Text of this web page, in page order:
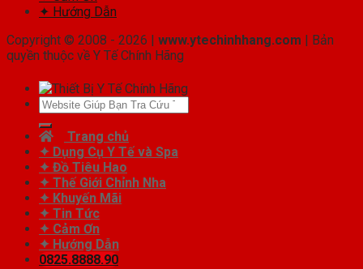
✦ Hướng Dẫn
Copyright © 2008 - 2026 |
www.ytechinhhang.com | Bản
quyền thuộc về Y Tế Chính Hãng
Tìm
Trang chủ
✦ Dụng Cụ Y Tế và Spa
✦ Đồ Tiêu Hao
✦ Thế Giới Chỉnh Nha
✦ Khuyến Mãi
✦ Tin Tức
✦ Cảm Ơn
✦ Hướng Dẫn
0825.8888.90